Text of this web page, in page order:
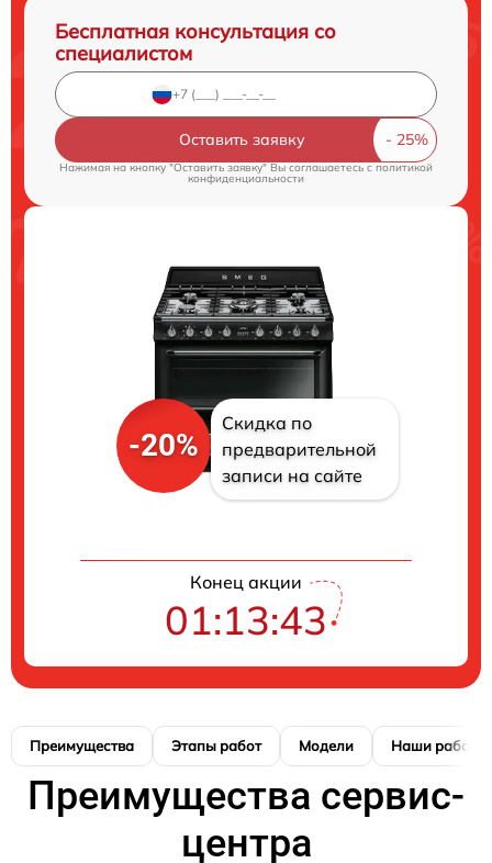
Бесплатная консультация со
специалистом
Оставить заявку
Нажимая на кнопку "Оставить заявку" Вы соглашаетесь cполитикой
конфиденциальности
-20%
Скидка по
предварительной
записи на сайте
Конец акции
01:13:42
Преимущества Этапы работ Модели Наши работы
Преимущества сервис-
центра